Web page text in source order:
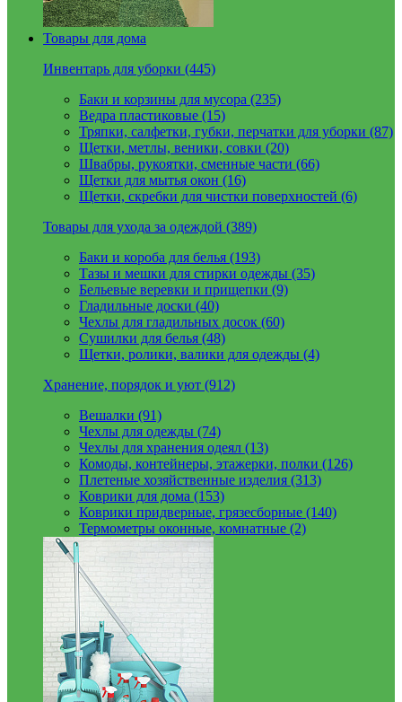
Товары для дома
Инвентарь для уборки (445)
Баки и корзины для мусора (235)
Ведра пластиковые (15)
Тряпки, салфетки, губки, перчатки для уборки (87)
Щетки, метлы, веники, совки (20)
Швабры, рукоятки, сменные части (66)
Щетки для мытья окон (16)
Щетки, скребки для чистки поверхностей (6)
Товары для ухода за одеждой (389)
Баки и короба для белья (193)
Тазы и мешки для стирки одежды (35)
Бельевые веревки и прищепки (9)
Гладильные доски (40)
Чехлы для гладильных досок (60)
Сушилки для белья (48)
Щетки, ролики, валики для одежды (4)
Хранение, порядок и уют (912)
Вешалки (91)
Чехлы для одежды (74)
Чехлы для хранения одеял (13)
Комоды, контейнеры, этажерки, полки (126)
Плетеные хозяйственные изделия (313)
Коврики для дома (153)
Коврики придверные, грязесборные (140)
Термометры оконные, комнатные (2)